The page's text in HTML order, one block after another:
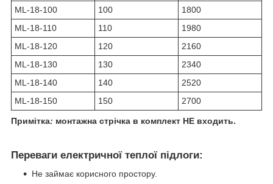
ML-18-100
100
1800
ML-18-110
110
1980
ML-18-120
120
2160
ML-18-130
130
2340
ML-18-140
140
2520
ML-18-150
150 2700
Примітка: монтажна стрічка в комплект НЕ входить.
Переваги електричної теплої підлоги:
Не займає корисного простору.